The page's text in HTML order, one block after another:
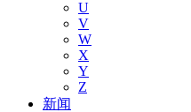
U
V
W
X
Y
Z
新闻